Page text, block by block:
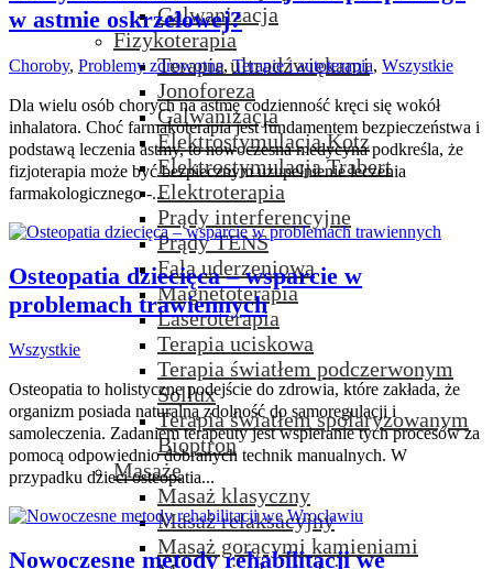
Galwanizacja
Fizykoterapia
Terapia ultradźwiękami
Jonoforeza
Galwanizacja
Elektrostymulacja Kotz
Elektrostymulacja Trabert
Elektroterapia
Prądy interferencyjne
Prądy TENS
Fala uderzeniowa
Magnetoterapia
Laseroterapia
Terapia uciskowa
Terapia światłem podczerwonym
Sollux
Terapia światłem spolaryzowanym
Bioptron
Masaże
Masaż klasyczny
Masaż relaksacyjny
Masaż gorącymi kamieniami
w astmie oskrzelowej?
Choroby, Problemy zdrowotne,Terapie i autoterapia, Wszystkie
Dla wielu osób chorych na astmę codzienność kręci się wokół
inhalatora. Choć farmakoterapia jest fundamentem bezpieczeństwa i
podstawą leczenia astmy, to nowoczesna medycyna podkreśla, że
fizjoterapia może być bezpiecznym uzupełnienie leczenia
farmakologicznego -...
Osteopatia dziecięca – wsparcie w
problemach trawiennych
Wszystkie
Osteopatia to holistyczne podejście do zdrowia, które zakłada, że
organizm posiada naturalną zdolność do samoregulacji i
samoleczenia. Zadaniem terapeuty jest wspieranie tych procesów za
pomocą odpowiednio dobranych technik manualnych. W
przypadku dzieci osteopatia...
Nowoczesne metody rehabilitacji we